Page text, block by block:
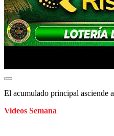
El acumulado principal asciende a
Videos Semana